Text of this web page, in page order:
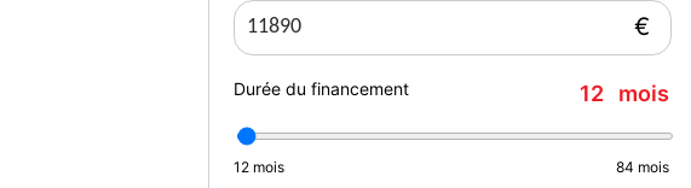
€
Durée du financement 12 mois
12 mois 84 mois